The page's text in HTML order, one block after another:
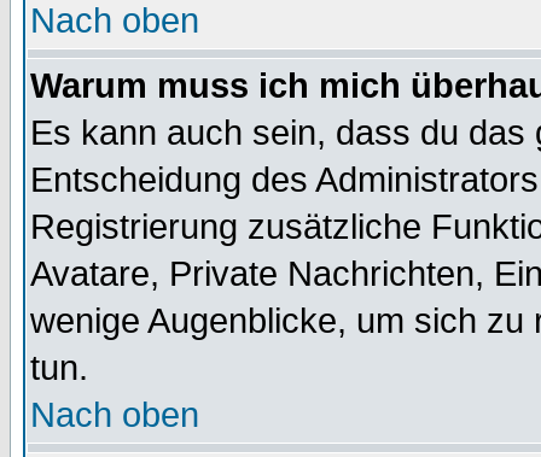
Nach oben
Warum muss ich mich
Es kann auch sein, dass du
Entscheidung des
Registrierung zusätzliche
Avatare, Private Nachrichten,
wenige Augenblicke, um sich
tun.
Nach oben